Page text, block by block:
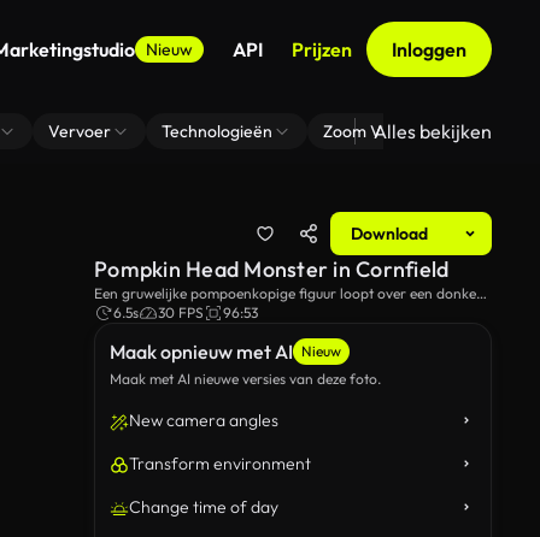
Nieuw API Prijzen Inloggen
Vervoer Technologieën Zoom Virtuele
Alles bekijken
Download
Maak opnieuw met AI Nieuw
Maak met AI nieuwe versies van deze foto.
New camera angles
Transform environment
Change time of day
Pompkin Head Monster in Cornfield
Een gruwelijke pompoenkopige figuur loopt over een donker
maïsveld onder een humeurige hemel.
6.5s 30 FPS 96:53